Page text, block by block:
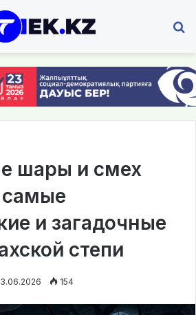
шары и смех
и загадочные
степи
154